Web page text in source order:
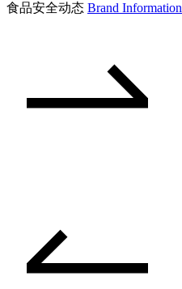
食品安全动态 Brand Information